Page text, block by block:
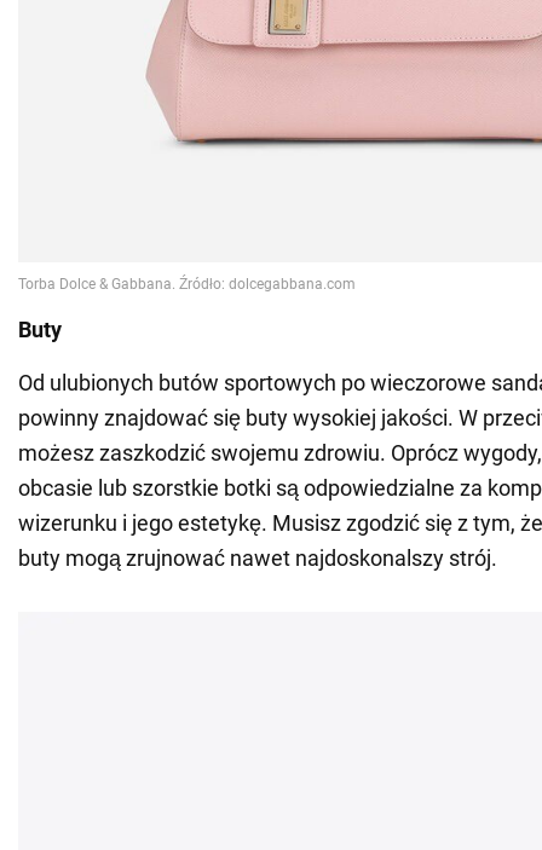
Buty
Od ulubionych butów sportowych po wieczorowe
powinny znajdować się buty wysokiej jakości. W
możesz zaszkodzić swojemu zdrowiu. Oprócz
obcasie lub szorstkie botki są odpowiedzialne za
wizerunku i jego estetykę. Musisz zgodzić się z tym,
buty mogą zrujnować nawet najdoskonalszy strój.